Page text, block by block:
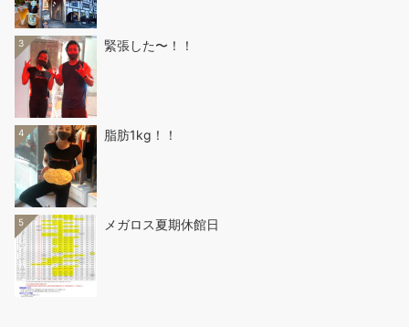
3 緊張した〜！！
4 脂肪1kg！！
5 メガロス夏期休館日